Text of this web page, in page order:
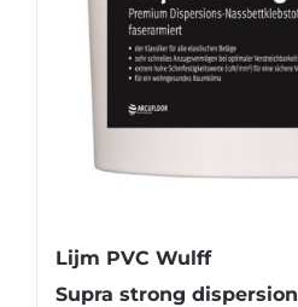
Lijm PVC Wulff
Supra strong dispersion